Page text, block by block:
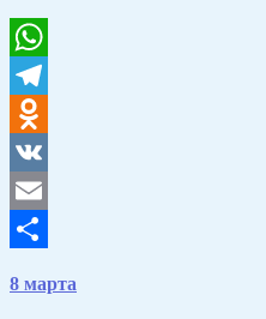
WhatsApp
Telegram
Odnoklassniki
VK
Email
8 марта